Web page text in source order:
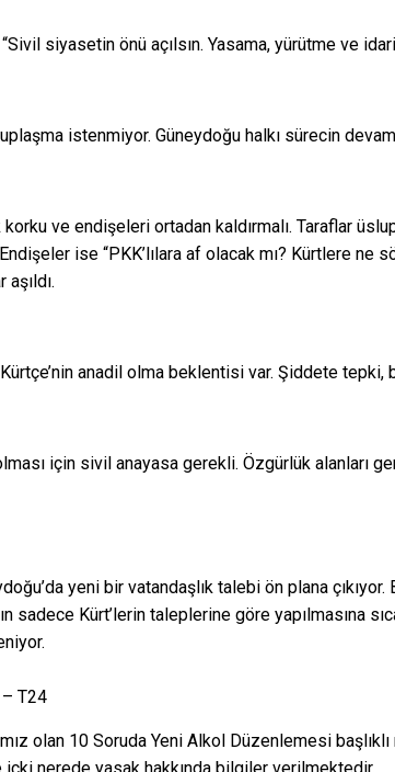
siyasetin önü açılsın. Yasama, yürütme ve
istenmiyor. Güneydoğu halkı sürecin
ve endişeleri ortadan kaldırmalı. Taraflar
ise “PKK’lılara af olacak mı? Kürtlere ne
anadil olma beklentisi var. Şiddete tepki,
için sivil anayasa gerekli. Özgürlük alanları
yeni bir vatandaşlık talebi ön plana çıkıyor.
sadece Kürt’lerin taleplerine göre yapılmasına
– T24
olan 10 Soruda Yeni Alkol Düzenlemesi